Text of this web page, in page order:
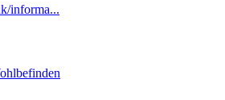
informa...